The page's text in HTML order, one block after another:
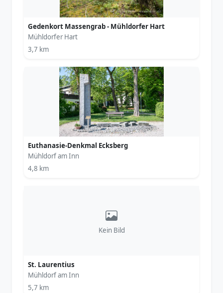
Gedenkort Massengrab - Mühldorfer Hart
Mühldorfer Hart
3,7 km
Euthanasie-Denkmal Ecksberg
Mühldorf am Inn
4,8 km
Kein Bild
St. Laurentius
Mühldorf am Inn
5,7 km